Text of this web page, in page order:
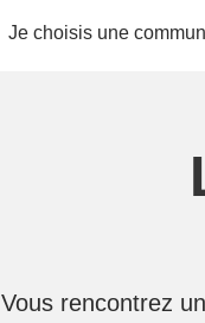
Je choisis une
Vous rencontrez